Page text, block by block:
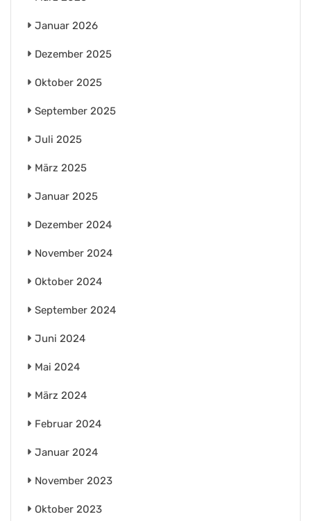
Januar 2026
Dezember 2025
Oktober 2025
September 2025
Juli 2025
März 2025
Januar 2025
Dezember 2024
November 2024
Oktober 2024
September 2024
Juni 2024
Mai 2024
März 2024
Februar 2024
Januar 2024
November 2023
Oktober 2023